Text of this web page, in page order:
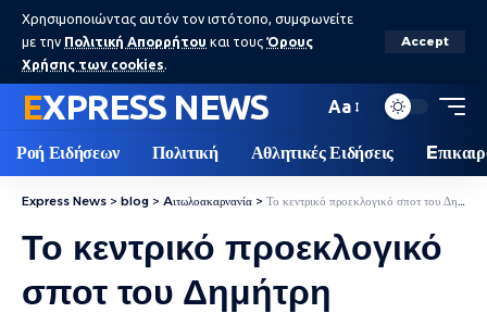
Χρησιμοποιώντας αυτόν τον ιστότοπο, συμφωνείτε
με την Πολιτική Απορρήτου και τους Όρους
Χρήσης των cookies.
Accept
EXPRESS NEWS Aa
Ροή Ειδήσεων Πολιτική Αθλητικές Ειδήσεις
Express News > blog > Aιτωλοακαρνανία > Το κεντρικό προεκλογικό σποτ του Δημήτρη Τραπεζιώτη: «Ξεκινάμε… ΔΥΝΑΤΑ και ΥΠΕΡΚΟΜΜΑΤΙΚΑ» (video)
Το κεντρικό προεκλογικό
σποτ του Δημήτρη